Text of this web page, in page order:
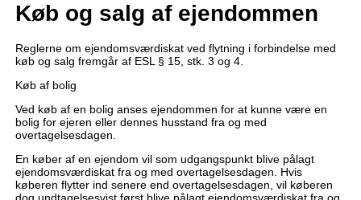
Køb og salg af ejendommen
Reglerne om ejendomsværdiskat ved flytning i forbindelse med
køb og salg fremgår af ESL § 15, stk. 3 og 4.
Køb af bolig
Ved køb af en bolig anses ejendommen for at kunne være en
bolig for ejeren eller dennes husstand fra og med
overtagelsesdagen.
En køber af en ejendom vil som udgangspunkt blive pålagt
ejendomsværdiskat fra og med overtagelsesdagen. Hvis
køberen flytter ind senere end overtagelsesdagen, vil køberen